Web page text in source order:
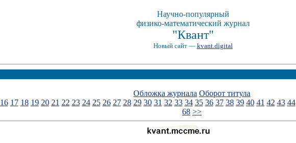
Научно-популярный
физико-математический журнал
"Квант"
Новый сайт — kvant.digital
Обложка журнала Оборот титула
16 17 18 19 20 21 22 23 24 25 26 27 28 29 30 31 32 33 34 35 36 37 38 39 40 41 42 43 44
68 >>